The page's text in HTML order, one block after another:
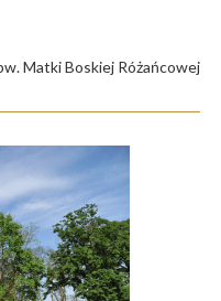
Matki Boskiej Różańcowej